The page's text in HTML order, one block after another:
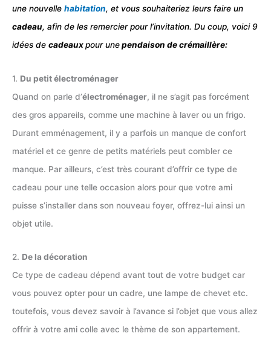
une nouvelle habitation, et vous souhaiteriez leurs faire un
cadeau, afin de les remercier pour l’invitation. Du coup, voici 9
idées de cadeauxpour unependaison de crémaillère:
1. Du petit électroménager
Quand on parle d’électroménager, il ne s’agit pas forcément
des gros appareils, comme une machine à laver ou un frigo.
Durant emménagement, il y a parfois un manque de confort
matériel et ce genre de petits matériels peut combler ce
manque. Par ailleurs, c’est très courant d’offrir ce type de
cadeau pour une telle occasion alors pour que votre ami
puisse s’installer dans son nouveau foyer, offrez-lui ainsi un
objet utile.
2. De la décoration
Ce type de cadeau dépend avant tout de votre budget car
vous pouvez opter pour un cadre, une lampe de chevet etc.
toutefois, vous devez savoir à l’avance si l’objet que vous allez
offrir à votre ami colle avec le thème de son appartement.